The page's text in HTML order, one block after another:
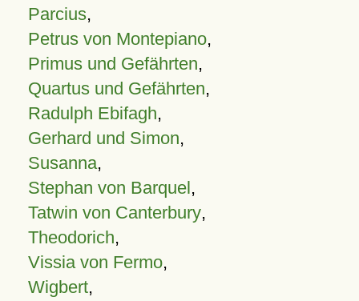
Parcius,
Petrus von Montepiano,
Primus und Gefährten,
Quartus und Gefährten,
Radulph Ebifagh,
Gerhard und Simon,
Susanna,
Stephan von Barquel,
Tatwin von Canterbury,
Theodorich,
Vissia von Fermo,
Wigbert,